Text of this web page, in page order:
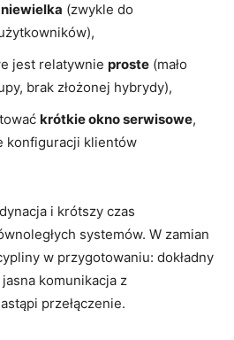
niewielka (zwykle do
jest relatywnie proste (mało
brak złożonej hybrydy),
krótkie okno serwisowe,
konfiguracji klientów
i krótszy czas
systemów. W zamian
w przygotowaniu: dokładny
komunikacja z
przełączenie.